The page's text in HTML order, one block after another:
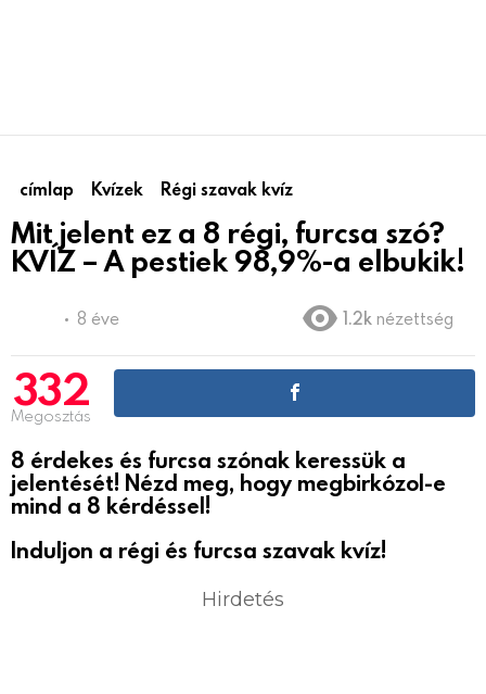
címlap Kvízek Régi szavak kvíz
Mit jelent ez a 8 régi, furcsa szó?
KVÍZ – A pestiek 98,9%-a elbukik!
8 éve 1.2k nézettség
332
Megosztás
8 érdekes és furcsa szónak keressük a
jelentését! Nézd meg, hogy megbirkózol-e
mind a 8 kérdéssel!
Induljon a régi és furcsa szavak kvíz!
Hirdetés